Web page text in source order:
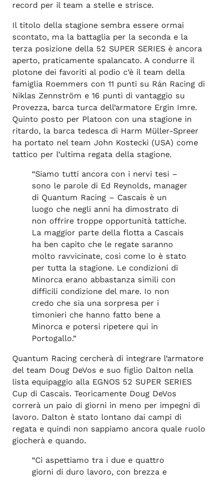
record per il team a stelle e strisce.
Il titolo della stagione sembra essere ormai
scontato, ma la battaglia per la seconda e la
terza posizione della 52 SUPER SERIES è ancora
aperto, praticamente spalancato. A condurre il
plotone dei favoriti al podio c’è il team della
famiglia Roemmers con 11 punti su Rán Racing di
Niklas Zennström e 16 punti di vantaggio su
Provezza, barca turca dell’armatore Ergin Imre.
Quinto posto per Platoon con una stagione in
ritardo, la barca tedesca di Harm Müller-Spreer
ha portato nel team John Kostecki (USA) come
tattico per l’ultima regata della stagione.
“Siamo tutti ancora con i nervi tesi –
sono le parole di Ed Reynolds, manager
di Quantum Racing – Cascais è un
luogo che negli anni ha dimostrato di
non offrire troppe opportunità tattiche.
La maggior parte della flotta a Cascais
ha ben capito che le regate saranno
molto ravvicinate, così come lo è stato
per tutta la stagione. Le condizioni di
Minorca erano abbastanza simili con
difficili condizione del mare. Io non
credo che sia una sorpresa per i
timonieri che hanno fatto bene a
Minorca e potersi ripetere qui in
Portogallo.”
Quantum Racing cercherà di integrare l’armatore
del team Doug DeVos e suo figlio Dalton nella
lista equipaggio alla EGNOS 52 SUPER SERIES
Cup di Cascais. Teoricamente Doug DeVos
correrà un paio di giorni in meno per impegni di
lavoro. Dalton è stato lontano dai campi di
regata e quindi non sappiamo ancora quale ruolo
giocherà e quando.
“Ci aspettiamo tra i due e quattro
giorni di duro lavoro, con brezza e